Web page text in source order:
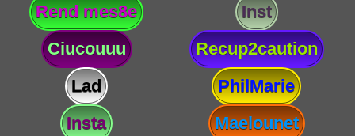
Rend mes8e
Inst
Ciucouuu
Recup2caution
Lad
PhilMarie
Insta
Maelounet